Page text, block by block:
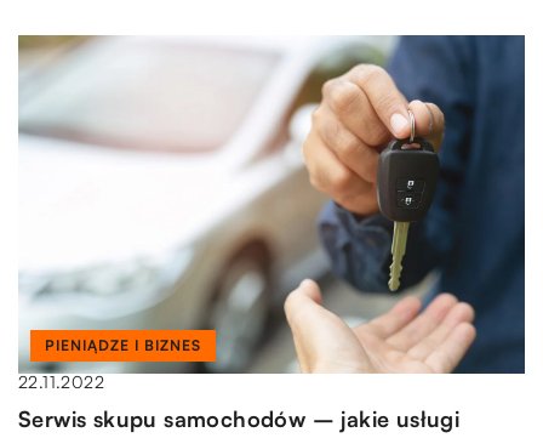
PIENIĄDZE I BIZNES
22.11.2022
Serwis skupu samochodów – jakie usługi